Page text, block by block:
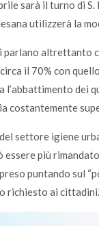
sarà il turno di
utilizzerà la
altrettanto
il 70% con
l’abbattimento dei
costantemente
settore igiene
essere più
puntando sul
richiesto ai